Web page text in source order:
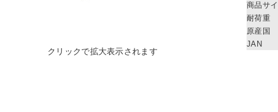
商品サ
耐荷重
原産国
JAN